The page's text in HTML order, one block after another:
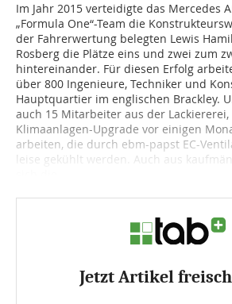
Im Jahr 2015 verteidigte das Mercedes
„Formula One“-Team die
der Fahrerwertung belegten Lewis
Rosberg die Plätze eins und zwei zum
hintereinander. Für diesen Erfolg
über 800 Ingenieure, Techniker und
Hauptquartier im englischen Brackley.
auch 15 Mitarbeiter aus der
Klimaanlagen-Upgrade vor einigen
arbeiten, die durch ebm-papst EC-
leise gekühlt werden. Auch aus
Jetzt Artikel